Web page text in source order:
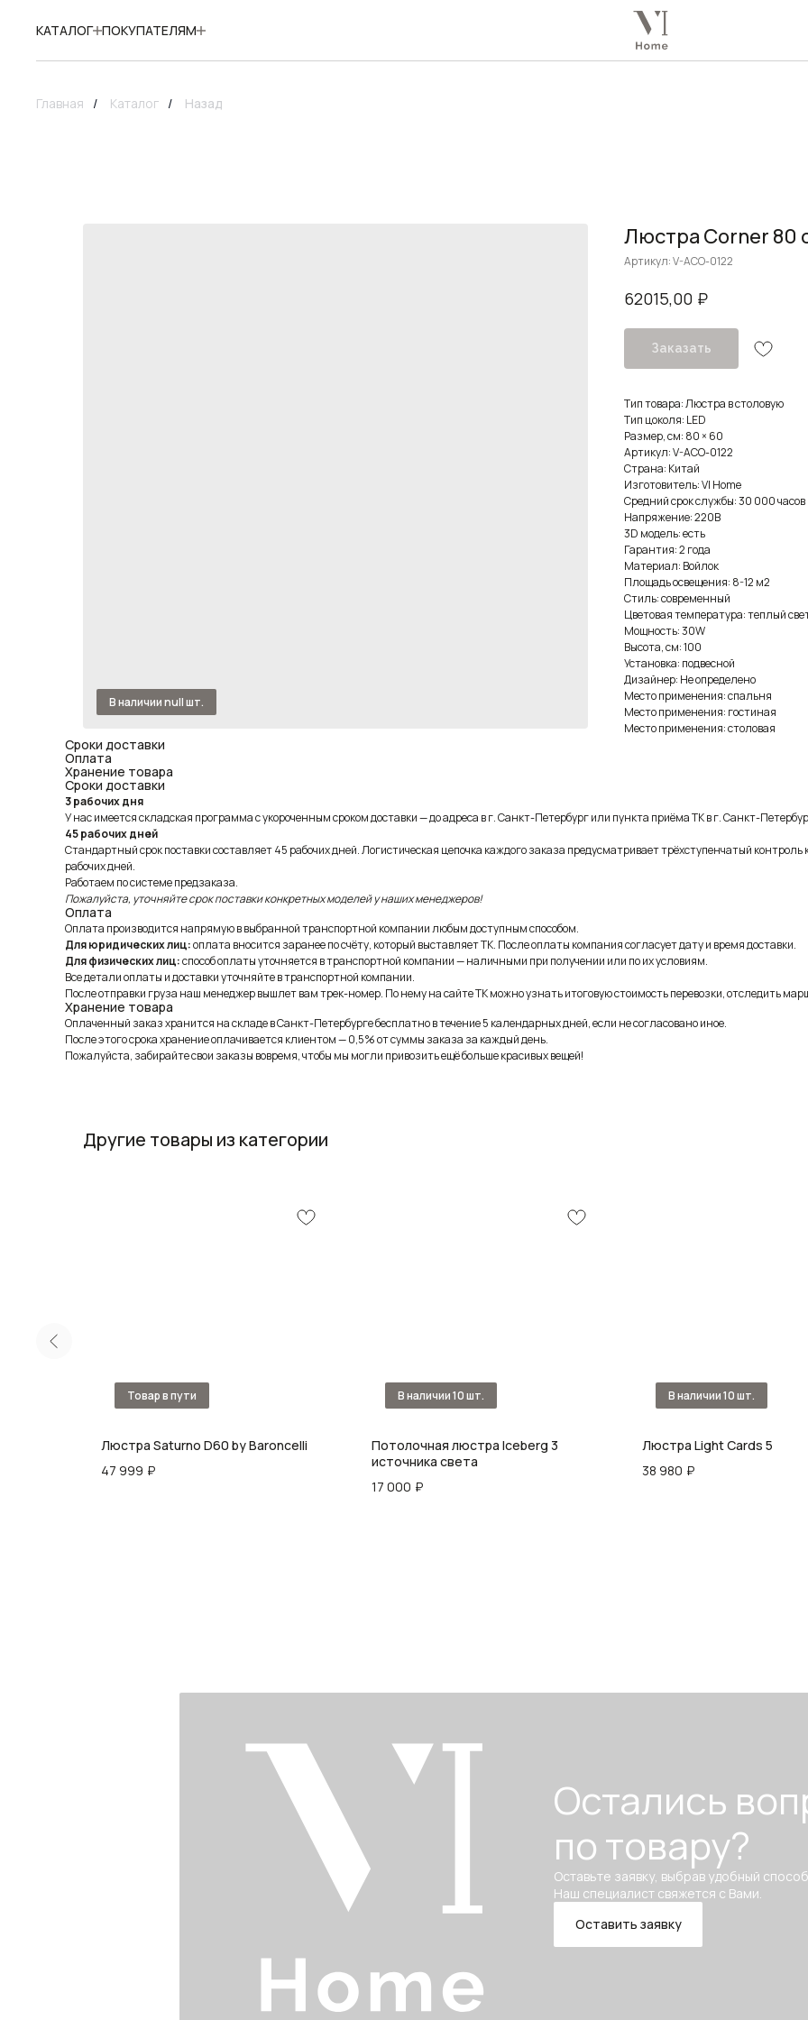
КАТАЛОГ ПОКУПАТЕЛЯМ
Главная / Каталог / Назад
Люстра Corner 80
Артикул:V-ACO-0122
62015,00 ₽
Заказать
Тип товара: Люстра в столовую
Тип цоколя: LED
Размер, см: 80 × 60
Артикул: V-ACO-0122
Страна: Китай
Изготовитель: VI Home
Средний срок службы: 30 000 часов
Напряжение: 220В
3D модель: есть
Гарантия: 2 года
Материал: Войлок
Площадь освещения: 8-12 м2
Стиль: современный
Цветовая температура: теплый
Мощность: 30W
Высота, см: 100
Установка: подвесной
Дизайнер: Не определено
Место применения: спальня
Место применения: гостиная
Место применения: столовая
Сроки доставки
Оплата
Хранение товара
Сроки доставки
3 рабочих дня
У нас имеется складская программа с укороченным сроком доставки — до адреса в г. Санкт-Петербург или пункта приёма ТК в г. Санкт-
45 рабочих дней
Стандартный срок поставки составляет 45 рабочих дней. Логистическая цепочка каждого заказа предусматривает трёхступенчатый
рабочих дней.
Работаем по системе предзаказа.
Пожалуйста, уточняйте срок поставки конкретных моделей у наших менеджеров!
Оплата
Оплата производится напрямую в выбранной транспортной компании любым доступным способом.
Для юридических лиц:оплата вносится заранее по счёту, который выставляет ТК. После оплаты компания согласует дату и время доставки.
Для физических лиц:способ оплаты уточняется в транспортной компании — наличными при получении или по их условиям.
Все детали оплаты и доставки уточняйте в транспортной компании.
После отправки груза наш менеджер вышлет вам трек-номер. По нему на сайте ТК можно узнать итоговую стоимость перевозки, отследить
Хранение товара
Оплаченный заказ хранится на складе в Санкт-Петербурге бесплатно в течение 5 календарных дней, если не согласовано иное.
После этого срока хранение оплачивается клиентом — 0,5% от суммы заказа за каждый день.
Пожалуйста, забирайте свои заказы вовремя, чтобы мы могли привозить ещё больше красивых вещей!
Другие товары из категории
Люстра Saturno D60 by Baroncelli
47 999 ₽
Потолочная люстра Iceberg 3
источника света
17 000 ₽
Люстра Light Cards 5
38 980 ₽
Остались
по товару?
Оставьте заявку, выбрав удобный
Наш специалист свяжется с Вами.
Оставить заявку